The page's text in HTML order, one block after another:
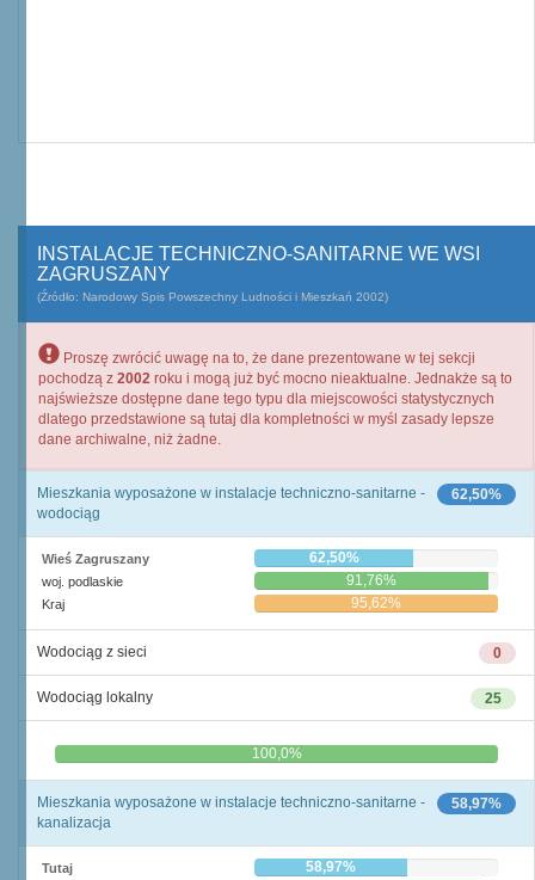
INSTALACJE TECHNICZNO-SANITARNE WE WSI
ZAGRUSZANY
(Źródło: Narodowy Spis Powszechny Ludności i Mieszkań 2002)
Proszę zwrócić uwagę na to, że dane prezentowane w tej sekcji
pochodzą z 2002 roku i mogą już być mocno nieaktualne. Jednakże są to
najświeższe dostępne dane tego typu dla miejscowości statystycznych
dlatego przedstawione są tutaj dla kompletności w myśl zasady lepsze
dane archiwalne, niż żadne.
62,50%
Mieszkania wyposażone w instalacje techniczno-sanitarne -
wodociąg
Wieś Zagruszany 62,50%
woj. podlaskie 91,76%
Kraj 95,62%
0
Wodociąg z sieci
25
Wodociąg lokalny
0,0% 100,0%
58,97%
Mieszkania wyposażone w instalacje techniczno-sanitarne -
kanalizacja
Tutaj 58,97%